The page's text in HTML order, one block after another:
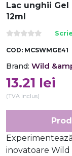
Lac unghii Gel
12ml
COD: MCSWMGE41
Brand: Wild
13.21 lei
(TVA inclus)
inovatoare Wild